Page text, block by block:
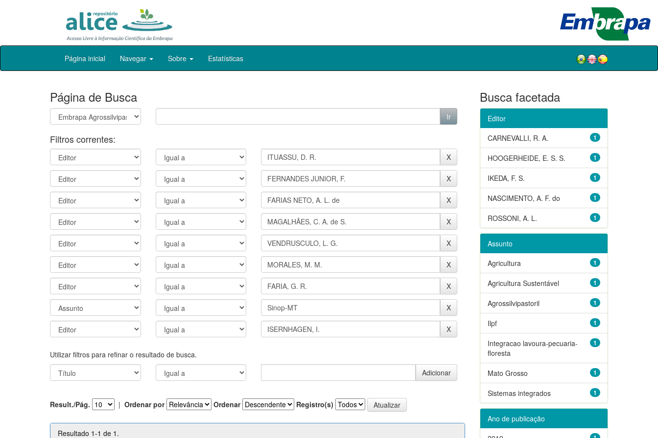
Skip
Página inicial Navegar Sobre Estatísticas
Página de Busca
Filtros correntes:
Utilizar filtros para refinar o resultado de busca.
Result./Pág. | Ordenar por Ordenar Registro(s)
Resultado 1-1 de 1.
Busca facetada
Editor
1
CARNEVALLI, R. A.
1
HOOGERHEIDE, E. S. S.
1
IKEDA, F. S.
1
NASCIMENTO, A. F. do
1
ROSSONI, A. L.
Assunto
1
Agricultura
1
Agricultura Sustentável
1
Agrossilvipastoril
1
Ilpf
1
Integracao lavoura-pecuaria-
floresta
1
Mato Grosso
1
Sistemas integrados
Ano de publicação